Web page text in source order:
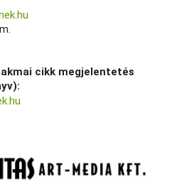
cikk megjelentetés